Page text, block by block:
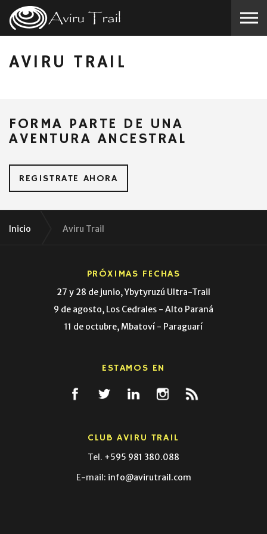
Skip to the content
AVIRU TRAIL
FORMA PARTE DE UNA
AVENTURA ANCESTRAL
REGISTRATE AHORA
Inicio Aviru Trail
PRÓXIMAS FECHAS
27 y 28 de junio, Ybytyruzú Ultra-Trail
9 de agosto, Los Cedrales - Alto Paraná
11 de octubre, Mbatoví - Paraguarí
ESTAMOS EN
CLUB AVIRU TRAIL
Tel. +595 981 380.088
E-mail: info@avirutrail.com